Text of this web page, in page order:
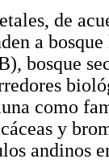
de
a
bosque
como
y
andinos